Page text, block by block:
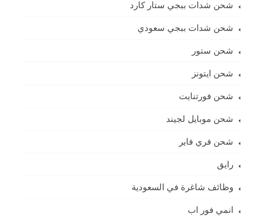
شحن شدات ببجي ستار كارد
شحن شدات ببجي سعودي
شحن ستور
شحن ايتونز
شحن فورتنايت
شحن موبايل لجيند
شحن فري فاير
رايق
وظائف شاغرة في السعودية
انمي فور اب